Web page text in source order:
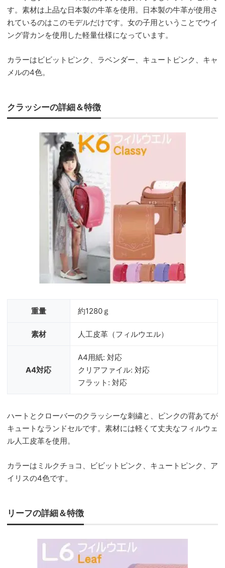
す。素材は上品な日本製の牛革を使用。日本製の牛革が使用さ
れているのはこのモデルだけです。女の子用ということでウイ
ング背カンを使用した軽量仕様になっています。
カラーはビビットピンク、ラベンダー、キュートピンク、キャ
メルの4色。
クラッシーの詳細＆特徴
重量 約1280ｇ
素材 人工皮革（フィルウエル）
A4対応
A4用紙: 対応
クリアファイル: 対応
フラット: 対応
ハートとクローバーのクラッシーな刺繍と、ピンクの背あてが
キュートなランドセルです。素材には軽くて丈夫なフィルウェ
ル人工皮革を使用。
カラーはミルクチョコ、ビビットピンク、キュートピンク、ア
イリスの4色です。
リーフの詳細＆特徴